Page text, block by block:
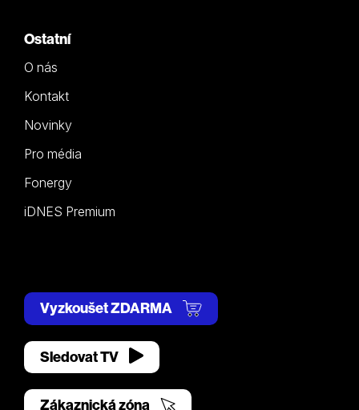
Ostatní
O nás
Kontakt
Novinky
Pro média
Fonergy
iDNES Premium
Vyzkoušet ZDARMA
Sledovat TV
Zákaznická zóna